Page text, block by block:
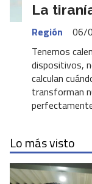
La
Región
06/
Tenemos
dispositivos,
calculan
transforman
Lo más visto